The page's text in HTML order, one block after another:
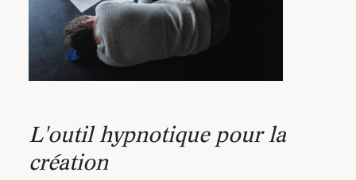
d’accompagnements et de transmissions.
L'outil hypnotique pour la
création